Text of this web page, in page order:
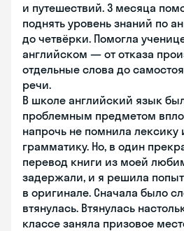
и путешествий. 3 месяца
поднять уровень знаний по
до четвёрки. Помогла
английском — от отказа
отдельные слова до
речи.
В школе английский язык
проблемным предметом
напрочь не помнила лексику
грамматику. Но, в один
перевод книги из моей
задержали, и я решила
в оригинале. Сначала было
втянулась. Втянулась
классе заняла призовое